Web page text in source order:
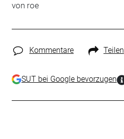
von roe
Kommentare Teilen
SUT bei Google bevorzugen